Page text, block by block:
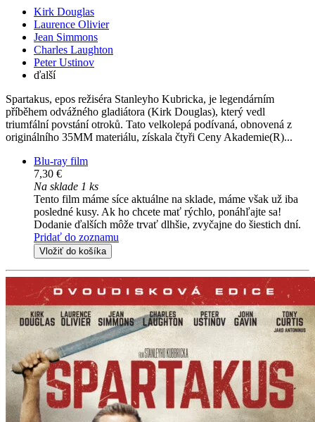
Kirk Douglas
Laurence Olivier
Jean Simmons
Charles Laughton
Peter Ustinov
ďalší
Spartakus, epos režiséra Stanleyho Kubricka, je legendárním
příběhem odvážného gladiátora (Kirk Douglas), který vedl
triumfální povstání otroků. Tato velkolepá podívaná, obnovená z
originálního 35MM materiálu, získala čtyři Ceny Akademie(R)...
Blu-ray film
7,30 €
Na sklade 1 ks
Tento film máme síce aktuálne na sklade, máme však už iba
posledné kusy. Ak ho chcete mať rýchlo, ponáhľajte sa!
Dodanie ďalších môže trvať dlhšie, zvyčajne do šiestich dní.
Pridať do zoznamu
Vložiť do košíka